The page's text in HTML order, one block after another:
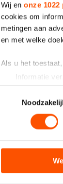
Wij en onze 1022
cookies om
metingen aan
en met welke
Als u het
Informatie
Uw apparaat
Lees meer over
toestemming op
analyseren. We
analyse. Zij
hun services.
Free-
Stehmann
Stouwdam
Dick Nap
Van
Eefs
Groningen